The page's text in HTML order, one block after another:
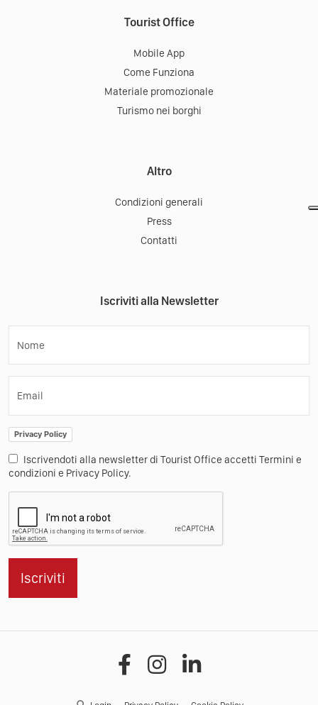
Tourist Office
Mobile App
Come Funziona
Materiale promozionale
Turismo nei borghi
Altro
Condizioni generali
Press
Contatti
Iscriviti alla Newsletter
Nome
Email
Privacy Policy
Iscrivendoti alla newsletter di Tourist Office accetti Termini e
condizioni e Privacy Policy.
Iscriviti